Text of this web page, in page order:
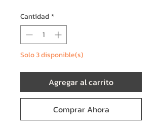
Cantidad*
Solo 3 disponible(s)
Agregar al carrito
Comprar Ahora